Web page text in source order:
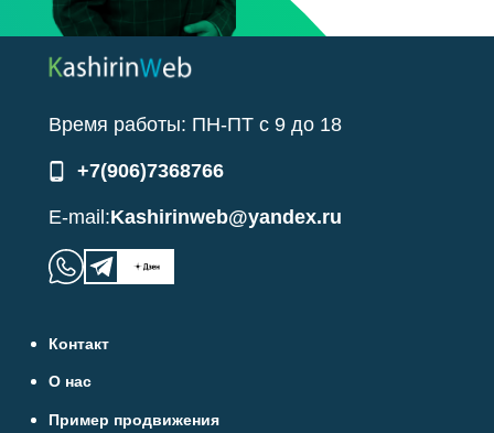
Время работы: ПН-ПТ с 9 до 18
+7(906)7368766
E-mail:Kashirinweb@yandex.ru
Контакт
О нас
Пример продвижения